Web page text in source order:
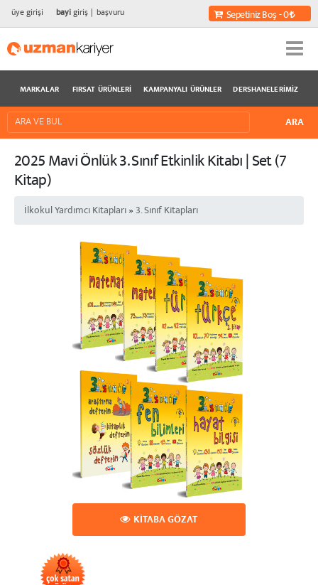
üye girişi bayigiriş başvuru Sepetiniz Boş - 0
MARKALAR FIRSAT ÜRÜNLERI KAMPANYALI ÜRÜNLER DERSHANELERIMIZ
2025 Mavi Önlük 3. Sınıf Etkinlik Kitabı | Set (7
Kitap)
İlkokul Yardımcı Kitapları » 3. Sınıf Kitapları
KİTABA GÖZAT